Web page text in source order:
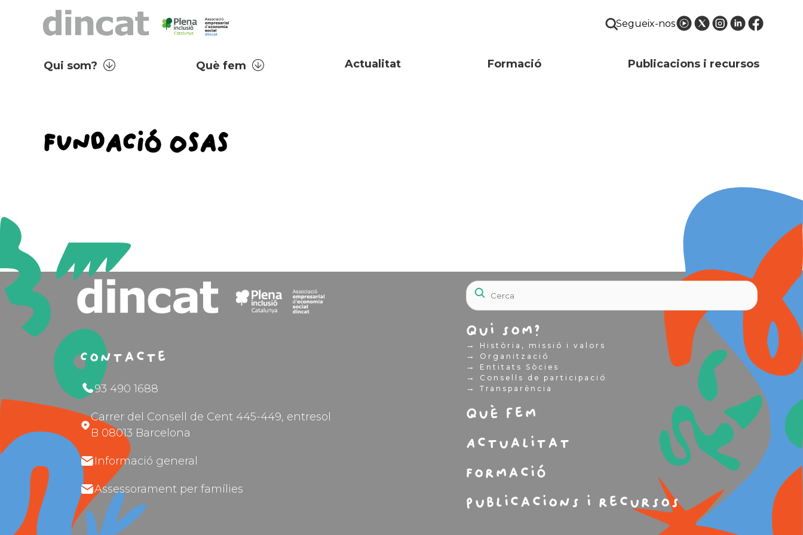
Segueix-nos
Qui som? Què fem Actualitat Formació Publicacions i recursos
FUNDACIÓ OSAS
Contacte
93 490 1688
Carrer del Consell de Cent 445-449, entresol
B 08013 Barcelona
Informació general
Assessorament per famílies
Qui som?
→ Història, missió i valors
→ Organització
→ Entitats Sòcies
→ Consells de participació
→ Transparència
Què fem
Actualitat
Formació
Publicacions i recursos